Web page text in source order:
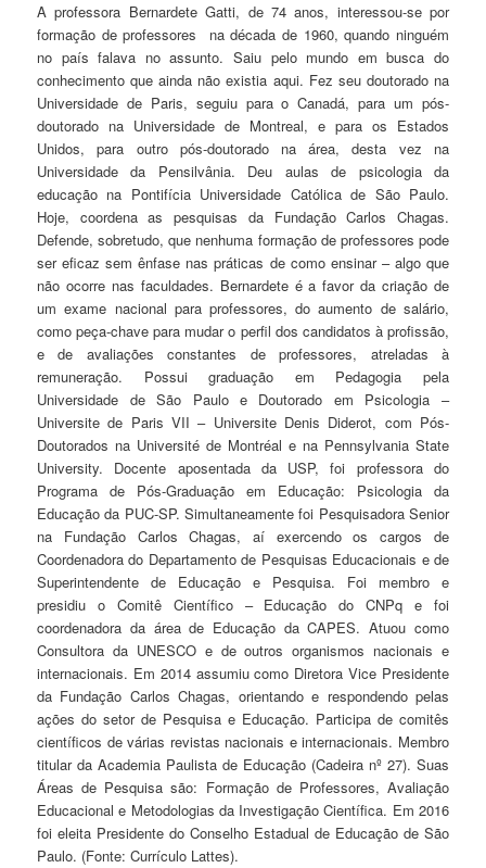
A professora Bernardete Gatti, de 74 anos, interessou-se por
formação de professores na década de 1960, quando ninguém
no país falava no assunto. Saiu pelo mundo em busca do
conhecimento que ainda não existia aqui. Fez seu doutorado na
Universidade de Paris, seguiu para o Canadá, para um pós-
doutorado na Universidade de Montreal, e para os Estados
Unidos, para outro pós-doutorado na área, desta vez na
Universidade da Pensilvânia. Deu aulas de psicologia da
educação na Pontifícia Universidade Católica de São Paulo.
Hoje, coordena as pesquisas da Fundação Carlos Chagas.
Defende, sobretudo, que nenhuma formação de professores pode
ser eficaz sem ênfase nas práticas de como ensinar – algo que
não ocorre nas faculdades. Bernardete é a favor da criação de
um exame nacional para professores, do aumento de salário,
como peça-chave para mudar o perfil dos candidatos à profissão,
e de avaliações constantes de professores, atreladas à
remuneração. Possui graduação em Pedagogia pela
Universidade de São Paulo e Doutorado em Psicologia –
Universite de Paris VII – Universite Denis Diderot, com Pós-
Doutorados na Université de Montréal e na Pennsylvania State
University. Docente aposentada da USP, foi professora do
Programa de Pós-Graduação em Educação: Psicologia da
Educação da PUC-SP. Simultaneamente foi Pesquisadora Senior
na Fundação Carlos Chagas, aí exercendo os cargos de
Coordenadora do Departamento de Pesquisas Educacionais e de
Superintendente de Educação e Pesquisa. Foi membro e
presidiu o Comitê Científico – Educação do CNPq e foi
coordenadora da área de Educação da CAPES. Atuou como
Consultora da UNESCO e de outros organismos nacionais e
internacionais. Em 2014 assumiu como Diretora Vice Presidente
da Fundação Carlos Chagas, orientando e respondendo pelas
ações do setor de Pesquisa e Educação. Participa de comitês
científicos de várias revistas nacionais e internacionais. Membro
titular da Academia Paulista de Educação (Cadeira nº 27). Suas
Áreas de Pesquisa são: Formação de Professores, Avaliação
Educacional e Metodologias da Investigação Científica. Em 2016
foi eleita Presidente do Conselho Estadual de Educação de São
Paulo. (Fonte: Currículo Lattes).